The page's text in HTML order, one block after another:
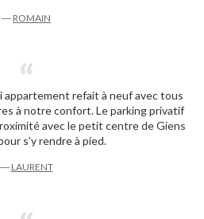
― ROMAIN
appartement refait à neuf avec tous
à notre confort. Le parking privatif
avec le petit centre de Giens
s’y rendre à pied.
― LAURENT